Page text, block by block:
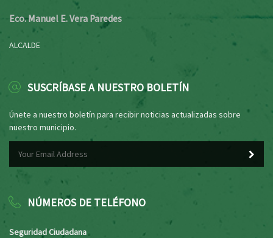
Eco. Manuel E. Vera Paredes
ALCALDE
SUSCRÍBASE A NUESTRO BOLETÍN
Únete a nuestro boletín para recibir noticias actualizadas sobre
nuestro municipio.
NÚMEROS DE TELÉFONO
Seguridad Ciudadana